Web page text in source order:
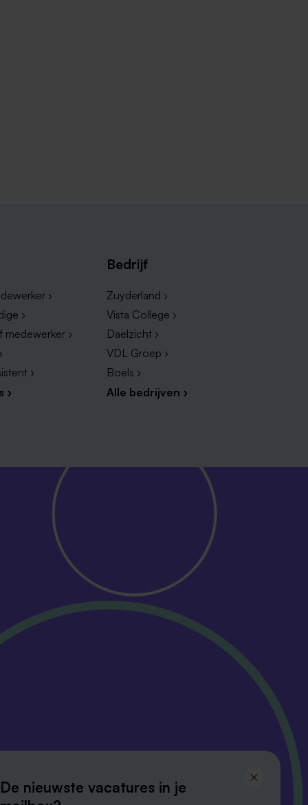
›
›
medewerker ›
›
›
Bedrijf
Zuyderland ›
Vista College ›
Daelzicht ›
VDL Groep ›
Boels ›
Alle bedrijven ›
blijf op de hoogte
De nieuwste vacatures in je